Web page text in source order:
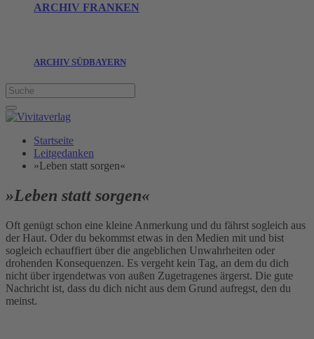
ARCHIV FRANKEN
ARCHIV SÜDBAYERN
Startseite
Leitgedanken
»Leben statt sorgen«
»Leben statt sorgen«
Oft genügt schon eine kleine Anmerkung und du fährst sogleich aus
der Haut. Oder du bekommst etwas in den Medien mit und bist
sogleich echauffiert über die angeblichen Unwahrheiten oder
drohenden Konsequenzen. Es vergeht kein Tag, an dem du dich
nicht über irgendetwas von außen Zugetragenes ärgerst. Die gute
Nachricht ist, dass du dich nicht aus dem Grund aufregst, den du
meinst.